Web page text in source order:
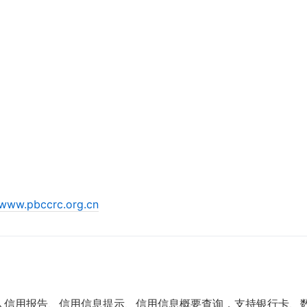
用报告、信用信息提示、信用信息概要查询，支持银行卡、